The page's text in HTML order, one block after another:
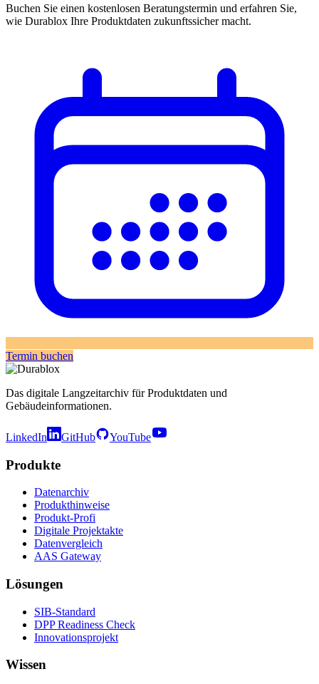
Buchen Sie einen kostenlosen Beratungstermin und erfahren Sie,
wie Durablox Ihre Produktdaten zukunftssicher macht.
Termin buchen
Das digitale Langzeitarchiv für Produktdaten und
Gebäudeinformationen.
LinkedIn GitHub YouTube
Produkte
Datenarchiv
Produkthinweise
Produkt-Profi
Digitale Projektakte
Datenvergleich
AAS Gateway
Lösungen
SIB-Standard
DPP Readiness Check
Innovationsprojekt
Wissen